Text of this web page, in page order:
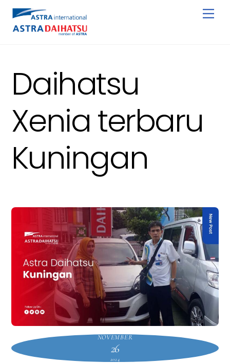
Skip
content
Daihatsu
Xenia terbaru
Kuningan
NOVEMBER
26
2024